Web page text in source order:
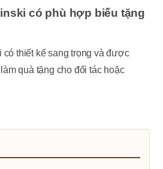
có phù hợp biếu tặng
có thiết kế sang trọng và được
quà tặng cho đối tác hoặc